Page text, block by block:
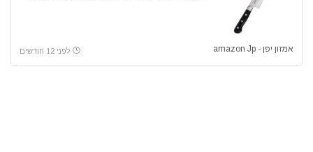
אמזון יפן - amazon Jp לפני 12 חודשים